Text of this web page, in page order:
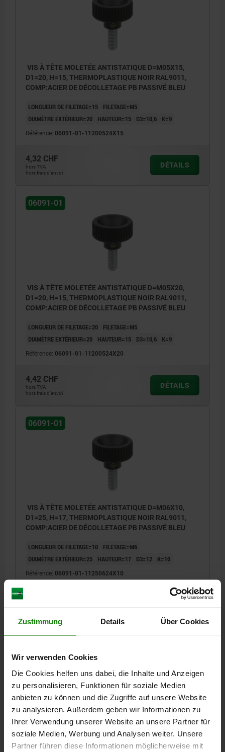
Zustimmung Details Über Cookies
Wir verwenden Cookies
Die Cookies helfen uns dabei, die Inhalte und Anzeigen
zu personalisieren, Funktionen für soziale Medien
anbieten zu können und die Zugriffe auf unsere Website
zu analysieren. Außerdem geben wir Informationen zu
Ihrer Verwendung unserer Website an unsere Partner für
soziale Medien, Werbung und Analysen weiter. Unsere
Partner führen diese Informationen möglicherweise mit
VIS À TÊTE MOLETÉE ANTISTATIQUE D=M05X15,
D1=20, H=15, THERMOPLASTIQUE NOIR RAL9011,
COMP:ACIER DE DÉCOLLETAGE PB PASSIVÉ BLEU
LONGUEUR DE FILETAGE=15
FILETAGE=M5
DIAMÈTRE EXTÉRIEUR=20
HAUTEUR=15 D3=10,6 K=9
Référence: 06091-01-11200524X15
4,32 CHF
hors TVA
hors frais d’envoi
DÉTAILS
06091-01
VIS À TÊTE MOLETÉE ANTISTATIQUE D=M05X20,
D1=20, H=15, THERMOPLASTIQUE NOIR RAL9011,
COMP:ACIER DE DÉCOLLETAGE PB PASSIVÉ BLEU
LONGUEUR DE FILETAGE=20
FILETAGE=M5
DIAMÈTRE EXTÉRIEUR=20
HAUTEUR=15 D3=10,6 K=9
Référence: 06091-01-11200524X20
4,42 CHF
hors TVA
hors frais d’envoi
DÉTAILS
06091-01
VIS À TÊTE MOLETÉE ANTISTATIQUE D=M06X10,
D1=25, H=17, THERMOPLASTIQUE NOIR RAL9011,
COMP:ACIER DE DÉCOLLETAGE PB PASSIVÉ BLEU
LONGUEUR DE FILETAGE=10
FILETAGE=M6
DIAMÈTRE EXTÉRIEUR=25
HAUTEUR=17 D3=12 K=10
Référence: 06091-01-11250624X10
VIS À TÊTE MOLETÉE ANTISTATIQUE D=M06X15,
D1=25, H=17, THERMOPLASTIQUE NOIR RAL9011,
COMP:ACIER DE DÉCOLLETAGE PB PASSIVÉ BLEU